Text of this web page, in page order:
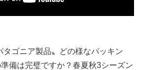
タゴニア製品〟どの様なパッキン
備は完璧ですか？春夏秋3シーズン